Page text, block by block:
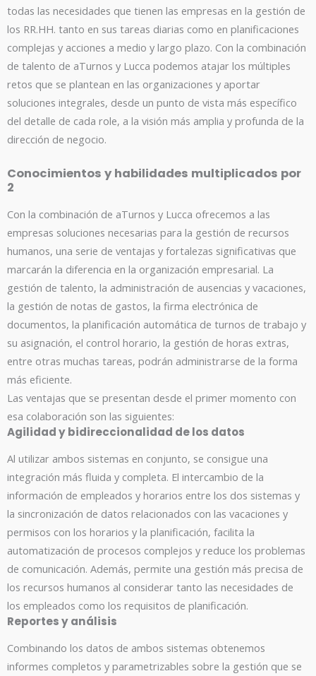
todas las necesidades que tienen las empresas en la gestión de
los RR.HH. tanto en sus tareas diarias como en planificaciones
complejas y acciones a medio y largo plazo. Con la combinación
de talento de aTurnos y Lucca podemos atajar los múltiples
retos que se plantean en las organizaciones y aportar
soluciones integrales, desde un punto de vista más específico
del detalle de cada role, a la visión más amplia y profunda de la
dirección de negocio.
Conocimientos y habilidades multiplicados por
2
Con la combinación de aTurnos y Lucca ofrecemos a las
empresas soluciones necesarias para la gestión de recursos
humanos, una serie de ventajas y fortalezas significativas que
marcarán la diferencia en la organización empresarial. La
gestión de talento, la administración de ausencias y vacaciones,
la gestión de notas de gastos, la firma electrónica de
documentos, la planificación automática de turnos de trabajo y
su asignación, el control horario, la gestión de horas extras,
entre otras muchas tareas, podrán administrarse de la forma
más eficiente.
Las ventajas que se presentan desde el primer momento con
esa colaboración son las siguientes:
Agilidad y bidireccionalidad de los datos
Al utilizar ambos sistemas en conjunto, se consigue una
integración más fluida y completa. El intercambio de la
información de empleados y horarios entre los dos sistemas y
la sincronización de datos relacionados con las vacaciones y
permisos con los horarios y la planificación, facilita la
automatización de procesos complejos y reduce los problemas
de comunicación. Además, permite una gestión más precisa de
los recursos humanos al considerar tanto las necesidades de
los empleados como los requisitos de planificación.
Reportes y análisis
Combinando los datos de ambos sistemas obtenemos
informes completos y parametrizables sobre la gestión que se